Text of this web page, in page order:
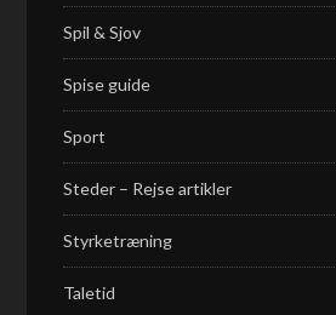
Spil & Sjov
Spise guide
Sport
Steder – Rejse artikler
Styrketræning
Taletid